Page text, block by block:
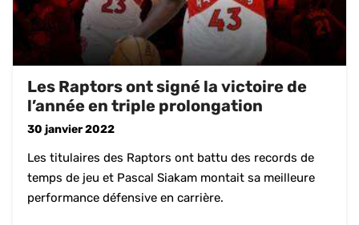
Les Raptors ont signé la victoire de
l’année en triple prolongation
30 janvier 2022
Les titulaires des Raptors ont battu des records de
temps de jeu et Pascal Siakam montait sa meilleure
performance défensive en carrière.